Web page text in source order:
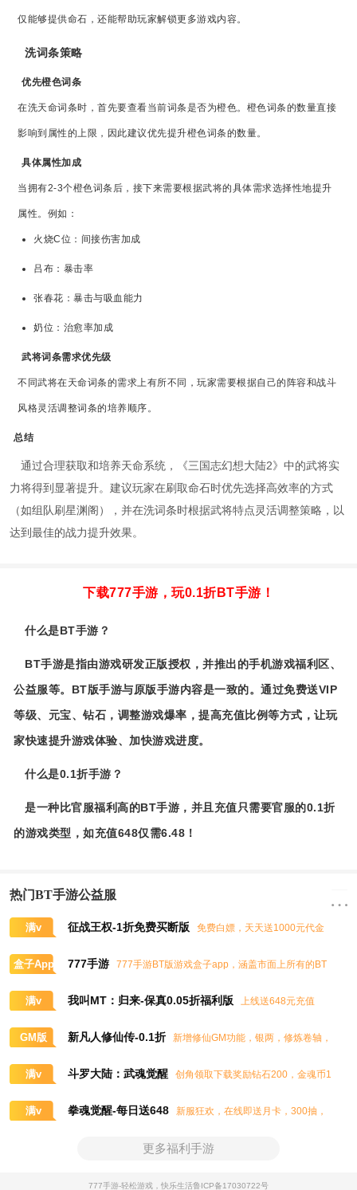
仅能够提供命石，还能帮助玩家解锁更多游戏内容。
洗词条策略
优先橙色词条
在洗天命词条时，首先要查看当前词条是否为橙色。橙色词条的数量直接
影响到属性的上限，因此建议优先提升橙色词条的数量。
具体属性加成
当拥有2-3个橙色词条后，接下来需要根据武将的具体需求选择性地提升
属性。例如：
火烧C位：间接伤害加成
吕布：暴击率
张春花：暴击与吸血能力
奶位：治愈率加成
武将词条需求优先级
不同武将在天命词条的需求上有所不同，玩家需要根据自己的阵容和战斗
风格灵活调整词条的培养顺序。
总结
通过合理获取和培养天命系统，《三国志幻想大陆2》中的武将实
力将得到显著提升。建议玩家在刷取命石时优先选择高效率的方式
（如组队刷星渊阁），并在洗词条时根据武将特点灵活调整策略，以
达到最佳的战力提升效果。
下载777手游，玩0.1折BT手游！
什么是BT手游？
BT手游是指由游戏研发正版授权，并推出的手机游戏福利区、
公益服等。BT版手游与原版手游内容是一致的。通过免费送VIP
等级、元宝、钻石，调整游戏爆率，提高充值比例等方式，让玩
家快速提升游戏体验、加快游戏进度。
什么是0.1折手游？
是一种比官服福利高的BT手游，并且充值只需要官服的0.1折
的游戏类型，如充值648仅需6.48！
热门BT手游公益服
满v 征战王权-1折免费买断版
免费白嫖，天天送1000元代金
盒子App 777手游
777手游BT版游戏盒子app，涵盖市面上所有的BT
满v 我叫MT：归来-保真0.05折福利版
上线送648元充值
GM版 新凡人修仙传-0.1折
新增修仙GM功能，银两，修炼卷轴，
满v 斗罗大陆：武魂觉醒
创角领取下载奖励钻石200，金魂币1
满v 拳魂觉醒-每日送648
新服狂欢，在线即送月卡，300抽，
更多福利手游
777手游-轻松游戏，快乐生活鲁ICP备17030722号